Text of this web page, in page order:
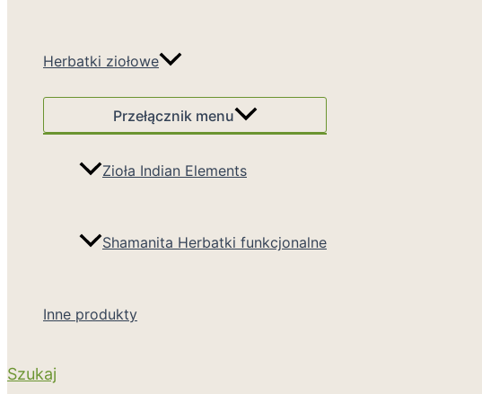
Herbatki ziołowe
Przełącznik menu
Zioła Indian Elements
Shamanita Herbatki funkcjonalne
Inne produkty
Szukaj